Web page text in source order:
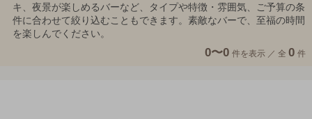
キ、夜景が楽しめるバーなど、タイプや特徴・雰囲気、ご予算の条
件に合わせて絞り込むこともできます。素敵なバーで、至福の時間
を楽しんでください。
0〜0 件を表示 ／ 全 0 件